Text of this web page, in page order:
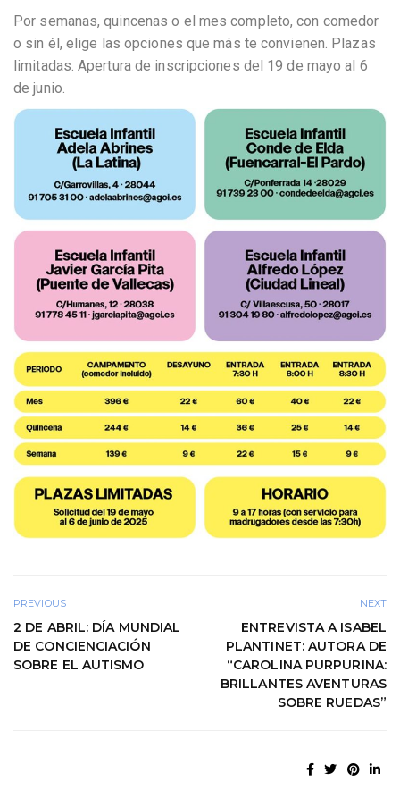
Por semanas, quincenas o el mes completo, con comedor
o sin él, elige las opciones que más te convienen. Plazas
limitadas. Apertura de inscripciones del 19 de mayo al 6
de junio.
PREVIOUS
2 DE ABRIL: DÍA MUNDIAL
DE CONCIENCIACIÓN
SOBRE EL AUTISMO
NEXT
ENTREVISTA A ISABEL
PLANTINET: AUTORA DE
“CAROLINA PURPURINA:
BRILLANTES AVENTURAS
SOBRE RUEDAS”